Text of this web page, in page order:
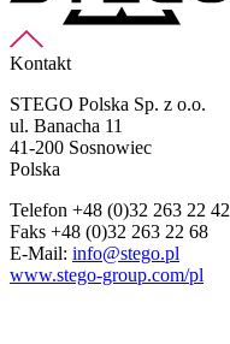
Kontakt
STEGO Polska Sp. z o.o.
ul. Banacha 11
41-200 Sosnowiec
Polska
Telefon +48 (0)32 263 22 42
Faks +48 (0)32 263 22 68
E-Mail: info@stego.pl
www.stego-group.com/pl